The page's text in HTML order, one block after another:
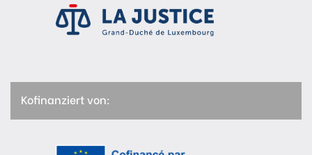
Kofinanziert von: